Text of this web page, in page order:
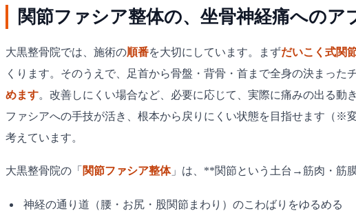
関節ファシア整体の、坐骨神経痛へのア
大黒整骨院では、施術の順番を大切にしています。まずだいこく式関
くります。そのうえで、足首から骨盤・背骨・首まで全身の決まった
めます。改善しにくい場合など、必要に応じて、実際に痛みの出る
ファシアへの手技が活き、根本から戻りにくい状態を目指せます（※
考えています。
大黒整骨院の「 関節ファシア整体」は、**関節という土台→筋肉・筋
神経の通り道（腰・お尻・股関節まわり）のこわばりをゆるめる